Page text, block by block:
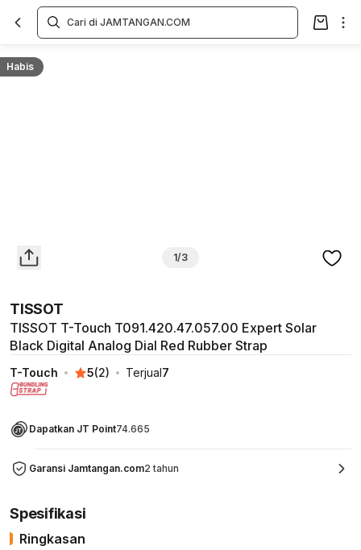
Habis
1/3
TISSOT
TISSOT T-Touch T091.420.47.057.00 Expert Solar
Black Digital Analog Dial Red Rubber Strap
T-Touch 5(2) Terjual7
Dapatkan JT Point74.665
Garansi Jamtangan.com2 tahun
Overview
Spesifikasi
Ringkasan